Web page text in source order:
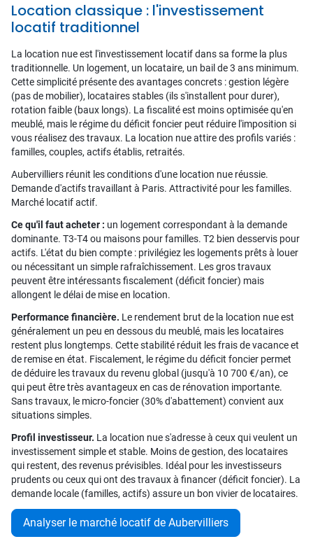
Location classique : l'investissement
locatif traditionnel
La location nue est l'investissement locatif dans sa forme la plus
traditionnelle. Un logement, un locataire, un bail de 3 ans minimum.
Cette simplicité présente des avantages concrets : gestion légère
(pas de mobilier), locataires stables (ils s'installent pour durer),
rotation faible (baux longs). La fiscalité est moins optimisée qu'en
meublé, mais le régime du déficit foncier peut réduire l'imposition si
vous réalisez des travaux. La location nue attire des profils variés :
familles, couples, actifs établis, retraités.
Aubervilliers réunit les conditions d'une location nue réussie.
Demande d'actifs travaillant à Paris. Attractivité pour les familles.
Marché locatif actif.
Ce qu'il faut acheter : un logement correspondant à la demande
dominante. T3-T4 ou maisons pour familles. T2 bien desservis pour
actifs. L'état du bien compte : privilégiez les logements prêts à louer
ou nécessitant un simple rafraîchissement. Les gros travaux
peuvent être intéressants fiscalement (déficit foncier) mais
allongent le délai de mise en location.
Performance financière. Le rendement brut de la location nue est
généralement un peu en dessous du meublé, mais les locataires
restent plus longtemps. Cette stabilité réduit les frais de vacance et
de remise en état. Fiscalement, le régime du déficit foncier permet
de déduire les travaux du revenu global (jusqu'à 10 700 €/an), ce
qui peut être très avantageux en cas de rénovation importante.
Sans travaux, le micro-foncier (30% d'abattement) convient aux
situations simples.
Profil investisseur. La location nue s'adresse à ceux qui veulent un
investissement simple et stable. Moins de gestion, des locataires
qui restent, des revenus prévisibles. Idéal pour les investisseurs
prudents ou ceux qui ont des travaux à financer (déficit foncier). La
demande locale (familles, actifs) assure un bon vivier de locataires.
Analyser le marché locatif de Aubervilliers